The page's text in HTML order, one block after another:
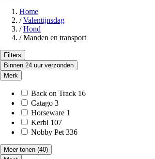
Home
/ Valentijnsdag
/ Hond
/ Manden en transport
Filters
Binnen 24 uur verzonden
Merk
Back on Track 16
Catago 3
Horseware 1
Kerbl 107
Nobby Pet 336
Meer tonen (40)